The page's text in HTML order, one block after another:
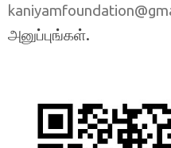
அனுப்புங்கள்.